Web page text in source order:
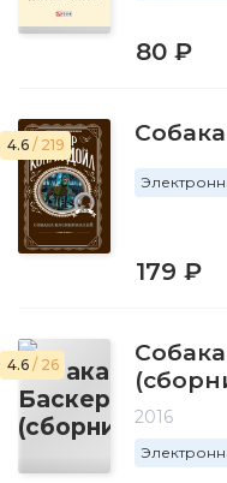
80 ₽
4.6 / 219
179 ₽
4.6 / 26
2016